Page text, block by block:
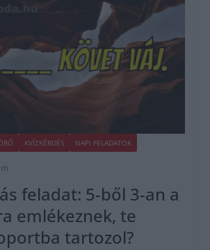
KVÍZKÉRDÉS NAPI FELADATOK
feladat: 5-ből 3-an a
emlékeznek, te
tartozol?